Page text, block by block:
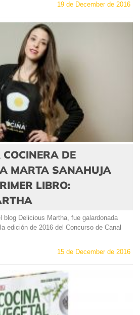
19 de December de 2016
DE
MARTA SANAHUJA
LIBRO:
blog Delicious Martha, fue galardonada
edición de 2016 del Concurso de Canal
15 de December de 2016